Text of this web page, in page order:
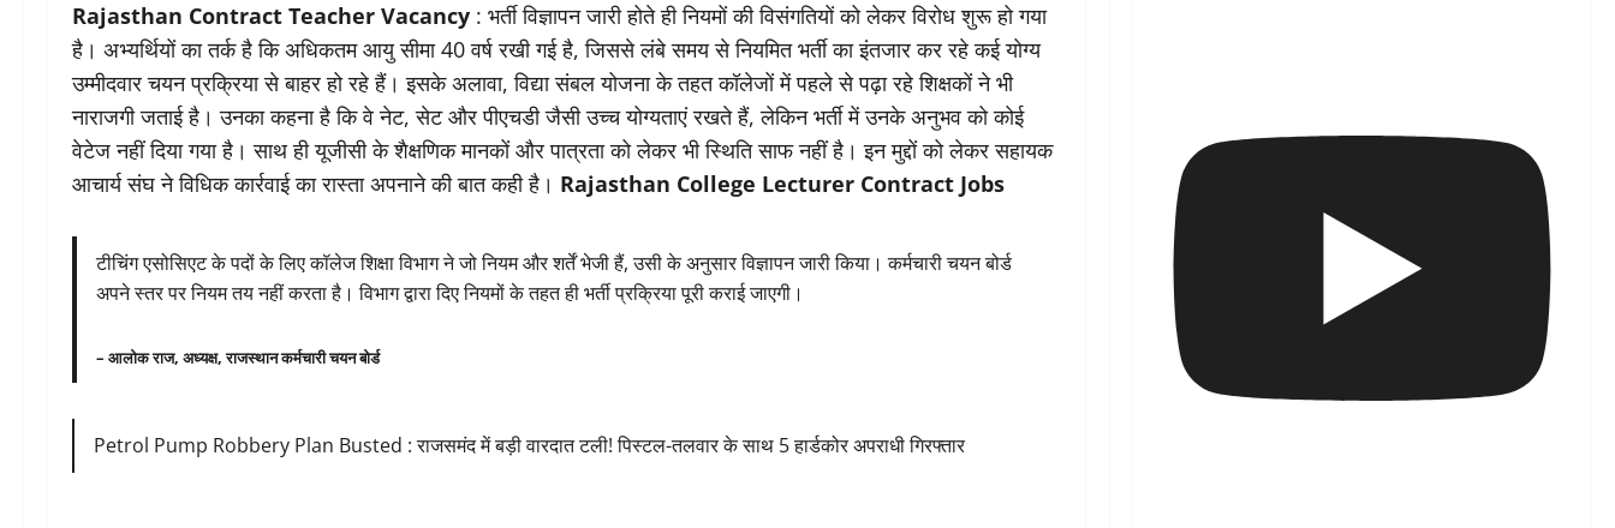
Rajasthan Contract Teacher Vacancy : भर्ती विज्ञापन जारी होते ही नियमों की विसंगतियों को लेकर विरोध शुरू हो गया
है। अभ्यर्थियों का तर्क है कि अधिकतम आयु सीमा 40 वर्ष रखी गई है, जिससे लंबे समय से नियमित भर्ती का इंतजार कर रहे कई योग्य
उम्मीदवार चयन प्रक्रिया से बाहर हो रहे हैं। इसके अलावा, विद्या संबल योजना के तहत कॉलेजों में पहले से पढ़ा रहे शिक्षकों ने भी
नाराजगी जताई है। उनका कहना है कि वे नेट, सेट और पीएचडी जैसी उच्च योग्यताएं रखते हैं, लेकिन भर्ती में उनके अनुभव को कोई
वेटेज नहीं दिया गया है। साथ ही यूजीसी के शैक्षणिक मानकों और पात्रता को लेकर भी स्थिति साफ नहीं है। इन मुद्दों को लेकर सहायक
आचार्य संघ ने विधिक कार्रवाई का रास्ता अपनाने की बात कही है। Rajasthan College Lecturer Contract Jobs
टीचिंग एसोसिएट के पदों के लिए कॉलेज शिक्षा विभाग ने जो नियम और शर्तें भेजी हैं, उसी के अनुसार विज्ञापन जारी किया। कर्मचारी चयन बोर्ड
अपने स्तर पर नियम तय नहीं करता है। विभाग द्वारा दिए नियमों के तहत ही भर्ती प्रक्रिया पूरी कराई जाएगी।
– आलोक राज, अध्यक्ष, राजस्थान कर्मचारी चयन बोर्ड
Petrol Pump Robbery Plan Busted : राजसमंद में बड़ी वारदात टली! पिस्टल-तलवार के साथ 5 हार्डकोर अपराधी गिरफ्तार